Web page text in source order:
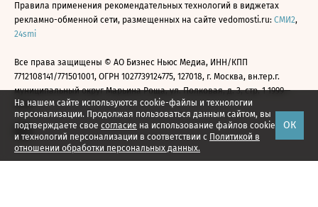
На нашем сайте используются cookie-файлы и технологии
персонализации. Продолжая пользоваться данным сайтом, вы
подтверждаете свое согласие на использование файлов cookie
и технологий персонализации в соответствии с Политикой в
отношении обработки персональных данных.
ОК
Правила применения рекомендательных технологий в виджетах
рекламно-обменной сети, размещенных на сайте vedomosti.ru: СМИ2,
24smi
Все права защищены © АО Бизнес Ньюс Медиа, ИНН/КПП
7712108141/771501001, ОГРН 1027739124775, 127018, г. Москва, вн.тер.г.
муниципальный округ Марьина Роща, ул. Полковая, д. 3, стр. 1 1999—
2026